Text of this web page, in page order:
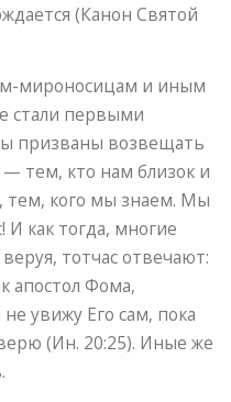
(Канон Святой
мироносицам и иным
стали первыми
призваны возвещать
тем, кто нам близок и
тем, кого мы знаем. Мы
И как тогда, многие
тотчас отвечают:
апостол Фома,
увижу Его сам, пока
(Ин. 20:25). Иные же